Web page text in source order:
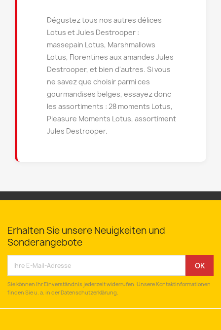
Dégustez tous nos autres délices
Lotus et Jules Destrooper :
massepain Lotus, Marshmallows
Lotus, Florentines aux amandes Jules
Destrooper, et bien d'autres. Si vous
ne savez que choisir parmi ces
gourmandises belges, essayez donc
les assortiments : 28 moments Lotus,
Pleasure Moments Lotus, assortiment
Jules Destrooper.
Erhalten Sie unsere Neuigkeiten und
Sonderangebote
Sie können Ihr Einverständnis jederzeit widerrufen. Unsere Kontaktinformationen
finden Sie u. a. in der Datenschutzerklärung.